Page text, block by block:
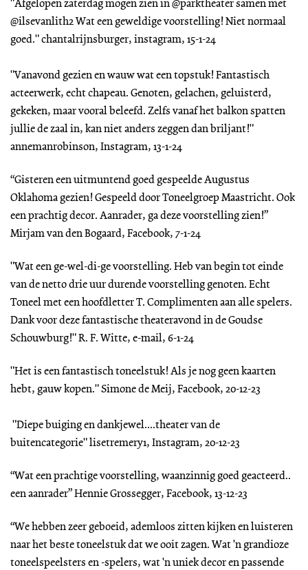
"Afgelopen zaterdag mogen zien in @parktheater samen met
@ilsevanlith2 Wat een geweldige voorstelling! Niet normaal
goed." chantalrijnsburger, instagram, 15-1-24
"Vanavond gezien en wauw wat een topstuk! Fantastisch
acteerwerk, echt chapeau. Genoten, gelachen, geluisterd,
gekeken, maar vooral beleefd. Zelfs vanaf het balkon spatten
jullie de zaal in, kan niet anders zeggen dan briljant!"
annemanrobinson, Instagram, 13-1-24
“Gisteren een uitmuntend goed gespeelde Augustus
Oklahoma gezien! Gespeeld door Toneelgroep Maastricht. Ook
een prachtig decor. Aanrader, ga deze voorstelling zien!”
Mirjam van den Bogaard, Facebook, 7-1-24
"Wat een ge-wel-di-ge voorstelling. Heb van begin tot einde
van de netto drie uur durende voorstelling genoten. Echt
Toneel met een hoofdletter T. Complimenten aan alle spelers.
Dank voor deze fantastische theateravond in de Goudse
Schouwburg!" R. F. Witte, e-mail, 6-1-24
"Het is een fantastisch toneelstuk! Als je nog geen kaarten
hebt, gauw kopen." Simone de Meij, Facebook, 20-12-23
"Diepe buiging en dankjewel....theater van de
buitencategorie" lisetremery1, Instagram, 20-12-23
“Wat een prachtige voorstelling, waanzinnig goed geacteerd..
een aanrader” Hennie Grossegger, Facebook, 13-12-23
“We hebben zeer geboeid, ademloos zitten kijken en luisteren
naar het beste toneelstuk dat we ooit zagen. Wat 'n grandioze
toneelspeelsters en -spelers, wat 'n uniek decor en passende